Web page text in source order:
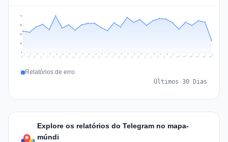
18
35
53
70
Jul 8 Jul 9 Jul 10 Jul 11 Jul 12 Jul 13 Jul 14 Jul 15 Jul 16 Jul 17 Jul 18 Jul 19 Jul 20 Jul 21 Jul 22 Jul 23 Jul 24 Jul 25 Jul 26 Jul 27 Jul 28 Jul 29 Jul 30 Jul 31 Aug 1 Aug 2 Aug 3 Aug 4 Aug 5 Aug 6
Relatórios de erro
Últimos 30 Dias
Explore os relatórios do Telegram no mapa-
múndi